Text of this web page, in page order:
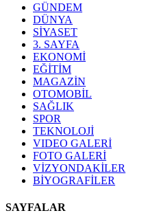
GÜNDEM
DÜNYA
SİYASET
3. SAYFA
EKONOMİ
EĞİTİM
MAGAZİN
OTOMOBİL
SAĞLIK
SPOR
TEKNOLOJİ
VIDEO GALERİ
FOTO GALERİ
VİZYONDAKİLER
BİYOGRAFİLER
SAYFALAR